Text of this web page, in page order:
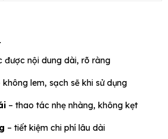
được nội dung dài, rõ ràng
không lem, sạch sẽ khi sử dụng
– thao tác nhẹ nhàng, không kẹt
– tiết kiệm chi phí lâu dài